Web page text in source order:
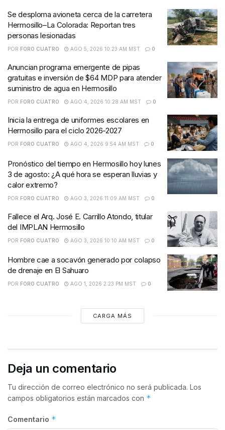
Se desploma avioneta cerca de la carretera
Hermosillo–La Colorada: Reportan tres
personas lesionadas
POR FORO CUATRO AGO 5, 2026 10:23 AM MST 0
Anuncian programa emergente de pipas
gratuitas e inversión de $64 MDP para atender
suministro de agua en Hermosillo
POR FORO CUATRO AGO 4, 2026 10:28 AM MST 0
Inicia la entrega de uniformes escolares en
Hermosillo para el ciclo 2026-2027
POR FORO CUATRO AGO 4, 2026 9:54 AM MST 0
Pronóstico del tiempo en Hermosillo hoy lunes
3 de agosto: ¿A qué hora se esperan lluvias y
calor extremo?
POR FORO CUATRO AGO 3, 2026 11:09 AM MST 0
Fallece el Arq. José E. Carrillo Atondo, titular
del IMPLAN Hermosillo
POR FORO CUATRO AGO 3, 2026 10:10 AM MST 0
Hombre cae a socavón generado por colapso
de drenaje en El Sahuaro
POR FORO CUATRO AGO 1, 2026 2:23 PM MST 0
CARGA MÁS
Deja un comentario
Tu dirección de correo electrónico no será publicada. Los
campos obligatorios están marcados con *
Comentario *